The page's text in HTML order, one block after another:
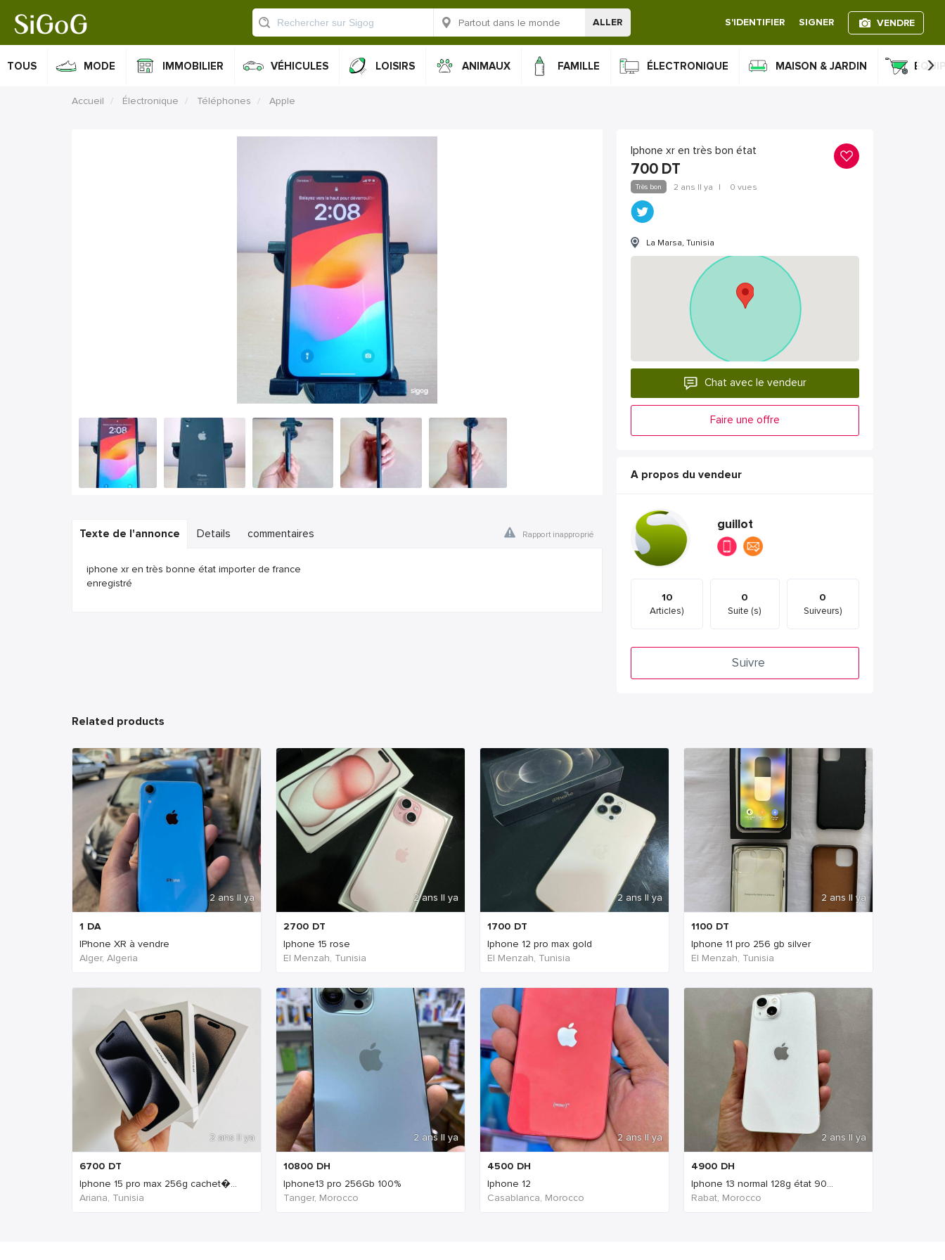
ALLER S'IDENTIFIER SIGNER VENDRE
TOUS MODE IMMOBILIER VÉHICULES LOISIRS ANIMAUX FAMILLE ÉLECTRONIQUE MAISON & JARDIN ›
Accueil Électronique Téléphones Apple
Texte de l'annonce Details commentaires Rapport inapproprié
iphone xr en très bonne état importer de france
enregistré
Iphone xr en très bon état
700 DT
Très bon 2 ans Il ya | 0 vues
La Marsa, Tunisia
Chat avec le vendeur
Faire une offre
A propos du vendeur
guillot
10
Articles)
0
Suite (s)
0
Suiveurs)
Suivre
Related products
2 ans Il ya
1 DA
IPhone XR à vendre
Alger, Algeria
2 ans Il ya
2700 DT
Iphone 15 rose
El Menzah, Tunisia
2 ans Il ya
1700 DT
Iphone 12 pro max gold
El Menzah, Tunisia
2 ans Il ya
1100 DT
Iphone 11 pro 256 gb silver
El Menzah, Tunisia
2 ans Il ya
6700 DT
Iphone 15 pro max 256g cachet�...
Ariana, Tunisia
2 ans Il ya
10800 DH
Iphone13 pro 256Gb 100%
Tanger, Morocco
2 ans Il ya
4500 DH
Iphone 12
Casablanca, Morocco
2 ans Il ya
4900 DH
Iphone 13 normal 128g état 90...
Rabat, Morocco